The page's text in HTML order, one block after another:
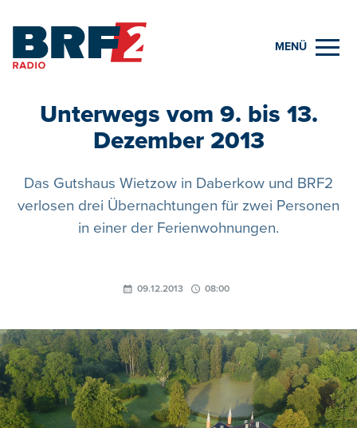
MENÜ
Unterwegs vom 9. bis 13.
Dezember 2013
Das Gutshaus Wietzow in Daberkow und BRF2
verlosen drei Übernachtungen für zwei Personen
in einer der Ferienwohnungen.
09.12.2013 08:00